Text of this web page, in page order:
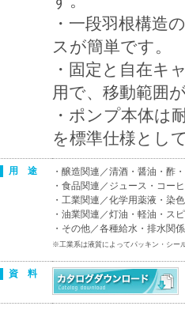
・一段羽根構造
スが簡単です。
・固定と自在キ
用で、移動範囲
・ポンプ本体は
を標準仕様とし
用 途
・醸造関連／清酒・醤油・酢
・食品関連／ジュース・コー
・工業関連／化学用薬液・染
・油業関連／灯油・軽油・ス
・その他／各種給水・排水関
※工業系は液質によってパッキン・シー
資 料